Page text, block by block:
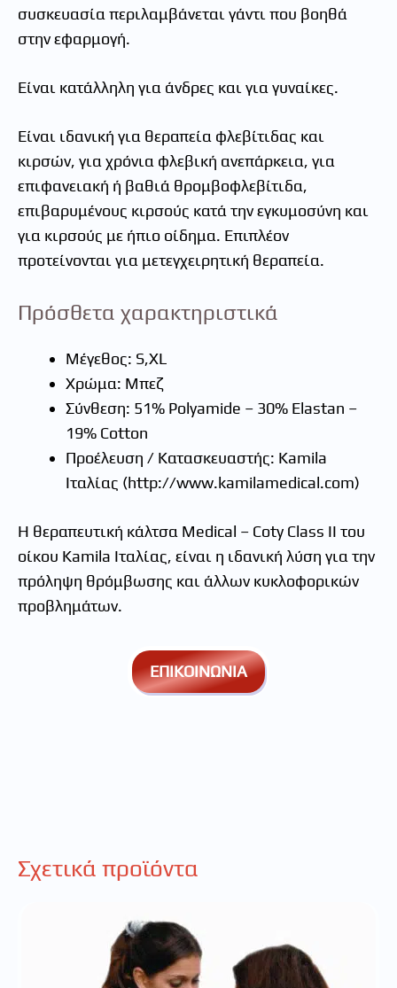
συσκευασία περιλαμβάνεται γάντι που βοηθά
στην εφαρμογή.
Είναι κατάλληλη για άνδρες και για γυναίκες.
Είναι ιδανική για θεραπεία φλεβίτιδας και
κιρσών, για χρόνια φλεβική ανεπάρκεια, για
επιφανειακή ή βαθιά θρομβοφλεβίτιδα,
επιβαρυμένους κιρσούς κατά την εγκυμοσύνη και
για κιρσούς με ήπιο οίδημα. Επιπλέον
προτείνονται για μετεγχειρητική θεραπεία.
Πρόσθετα χαρακτηριστικά
Μέγεθος: S,XL
Χρώμα: Μπεζ
Σύνθεση: 51% Polyamide – 30% Elastan –
19% Cotton
Προέλευση / Κατασκευαστής: Kamila
Ιταλίας (http://www.kamilamedical.com)
Η θεραπευτική κάλτσα Medical – Coty Class ΙI του
οίκου Kamila Ιταλίας, είναι η ιδανική λύση για την
πρόληψη θρόμβωσης και άλλων κυκλοφορικών
προβλημάτων.
ΕΠΙΚΟΙΝΩΝΙΑ
Σχετικά προϊόντα